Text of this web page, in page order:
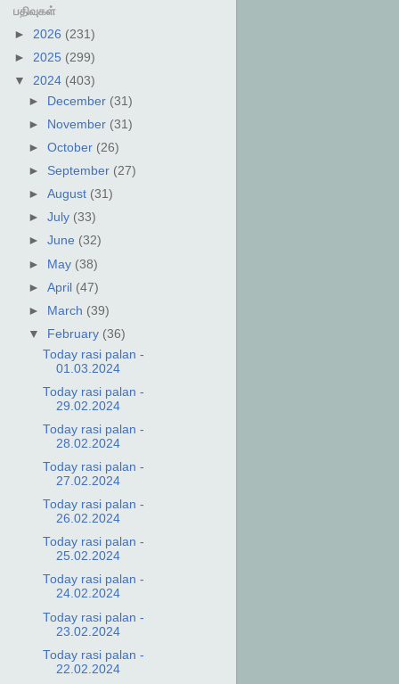
பதிவுகள்
► 2026 (231)
► 2025 (299)
▼ 2024 (403)
► December (31)
►
November (31)
► October (26)
► September (27)
► August (31)
► July (33)
► June (32)
► May (38)
► April (47)
►
March (39)
▼
February (36)
Today rasi palan -
01.03.2024
Today rasi palan -
29.02.2024
Today rasi palan -
28.02.2024
Today rasi palan -
27.02.2024
Today rasi palan -
26.02.2024
Today rasi palan -
25.02.2024
Today rasi palan -
24.02.2024
Today rasi palan -
23.02.2024
Today rasi palan -
22.02.2024